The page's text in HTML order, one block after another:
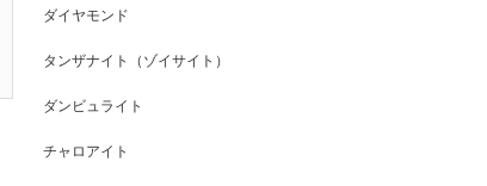
ダイヤモンド
タンザナイト（ゾイサイト）
ダンビュライト
チャロアイト